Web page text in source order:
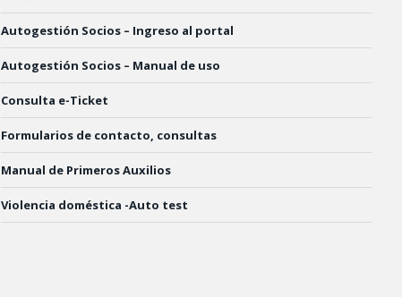
Autogestión Socios – Ingreso al portal
Autogestión Socios – Manual de uso
Consulta e-Ticket
Formularios de contacto, consultas
Manual de Primeros Auxilios
Violencia doméstica -Auto test